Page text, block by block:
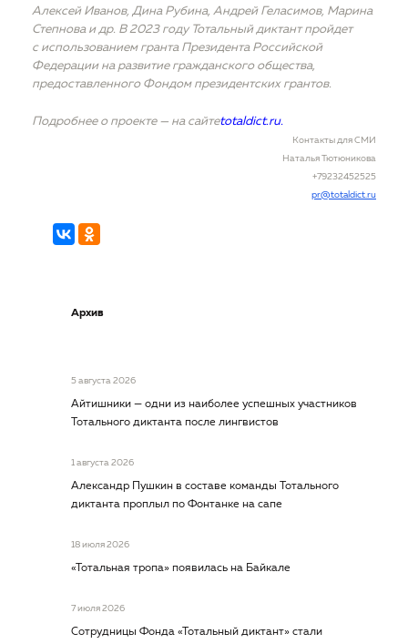
Алексей Иванов, Дина Рубина, Андрей Геласимов, Марина
Степнова и др. В 2023 году Тотальный диктант пройдет
с использованием гранта Президента Российской
Федерации на развитие гражданского общества,
предоставленного Фондом президентских грантов.
Подробнее о проекте — на сайтеtotaldict.ru.
Контакты для СМИ
Наталья Тютюникова
+79232452525
pr@totaldict.ru
Архив
5 августа 2026
Айтишники — одни из наиболее успешных участников
Тотального диктанта после лингвистов
1 августа 2026
Александр Пушкин в составе команды Тотального
диктанта проплыл по Фонтанке на сапе
18 июля 2026
«Тотальная тропа» появилась на Байкале
7 июля 2026
Сотрудницы Фонда «Тотальный диктант» стали